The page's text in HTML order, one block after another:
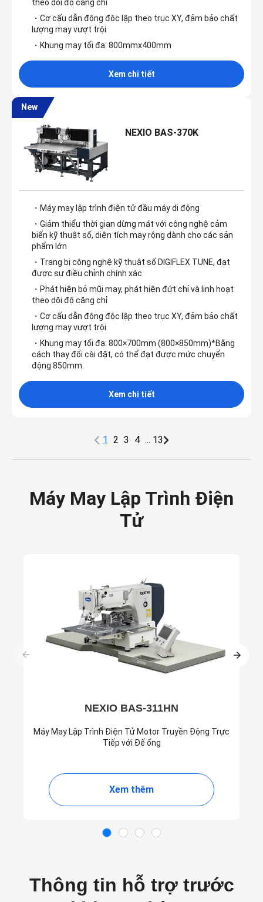
theo dõi độ căng chỉ
・Cơ cấu dẫn động độc lập theo trục XY, đảm bảo chất
lượng may vượt trội
・Khung may tối đa: 800mmx400mm
Xem chi tiết
New
NEXIO BAS-370K
・Máy may lập trình điện tử đầu máy di động
・Giảm thiểu thời gian dừng mát với công nghệ cảm
biến kỹ thuật số, diện tích may rộng dành cho các sản
phẩm lớn
・Trang bị công nghệ kỹ thuật số DIGIFLEX TUNE, đạt
được sự điều chỉnh chính xác
・Phát hiện bỏ mũi may, phát hiện đứt chỉ và linh hoạt
theo dõi độ căng chỉ
・Cơ cấu dẫn động độc lập theo trục XY, đảm bảo chất
lượng may vượt trội
・Khung may tối đa: 800×700mm (800×850mm)*Bằng
cách thay đổi cài đặt, có thể đạt được mức chuyển
động 850mm.
Xem chi tiết
1 2 3 4 ... 13
Máy May Lập Trình Điện
Tử
NEXIO BAS-311HN
Máy May Lập Trình Điện Tử Motor Truyền Động Trực
Tiếp với Đế ống
Xem thêm
Thông tin hỗ trợ trước